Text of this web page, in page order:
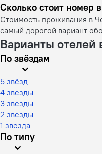
Стоимость проживания в
самый дорогой вариант
Варианты отелей
По звёздам
5 звёзд
4 звезды
3 звезды
2 звезды
1 звезда
По типу